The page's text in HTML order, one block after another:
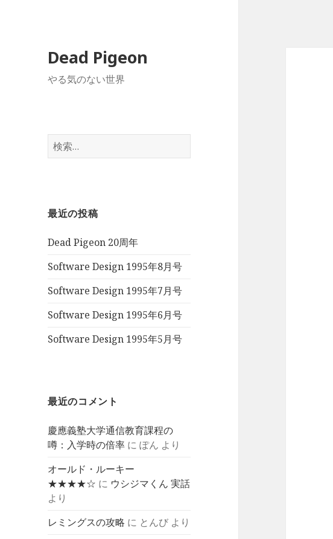
Dead Pigeon
やる気のない世界
検
索:
最近の投稿
Dead Pigeon 20周年
Software Design 1995年8月号
Software Design 1995年7月号
Software Design 1995年6月号
Software Design 1995年5月号
最近のコメント
慶應義塾大学通信教育課程の
噂：入学時の倍率 にぽん より
オールド・ルーキー
★★★★☆ に ウシジマくん 実話
より
レミングスの攻略 に とんび より